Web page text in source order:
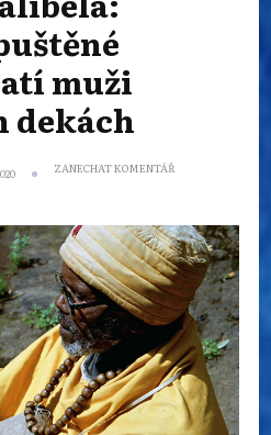
muži
dekách
ZANECHAT KOMENTÁŘ
ZAPUŠTĚNÉ
V ZEMI
A
SVATÍ
MUŽI
V RŮŽOVÝCH
DEKÁCH